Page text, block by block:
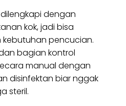
dengan
kok, jadi bisa
pencucian.
bagian kontrol
manual dengan
disinfektan biar nggak
steril.